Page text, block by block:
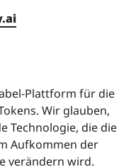
Plattform für die
Wir glauben,
Technologie, die die
Aufkommen der
verändern wird.